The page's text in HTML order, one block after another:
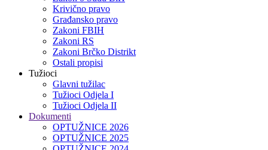
Krivično pravo
Građansko pravo
Zakoni FBIH
Zakoni RS
Zakoni Brčko Distrikt
Ostali propisi
Tužioci
Glavni tužilac
Tužioci Odjela I
Tužioci Odjela II
Dokumenti
OPTUŽNICE 2026
OPTUŽNICE 2025